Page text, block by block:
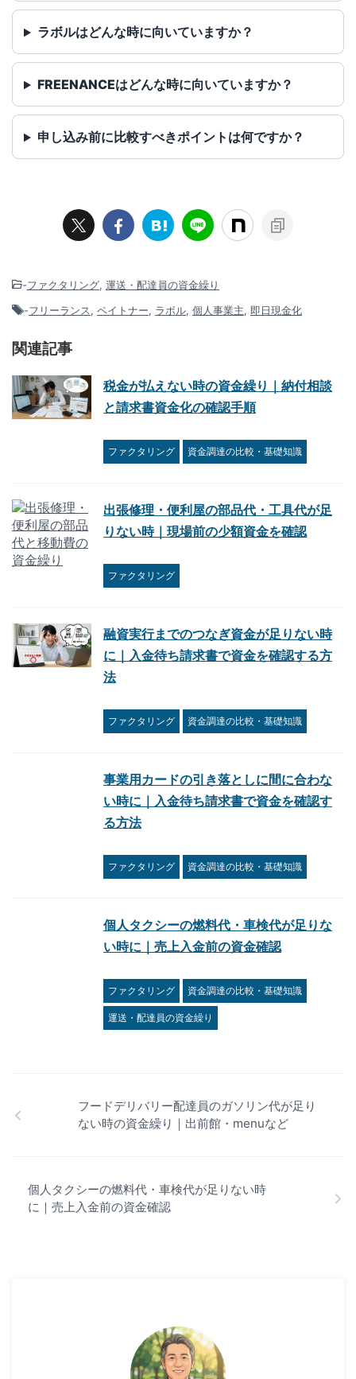
ラボルはどんな時に向いていますか？
FREENANCEはどんな時に向いていますか？
申し込み前に比較すべきポイントは何ですか？
-ファクタリング, 運送・配達員の資金繰り
-フリーランス, ペイトナー, ラボル, 個人事業主, 即日現金化
関連記事
税金が払えない時の資金繰り｜納付相談
と請求書資金化の確認手順
ファクタリング 資金調達の比較・基礎知識
出張修理・便利屋の部品代・工具代が足
りない時｜現場前の少額資金を確認
ファクタリング
融資実行までのつなぎ資金が足りない時
に｜入金待ち請求書で資金を確認する方
法
ファクタリング 資金調達の比較・基礎知識
事業用カードの引き落としに間に合わな
い時に｜入金待ち請求書で資金を確認す
る方法
ファクタリング 資金調達の比較・基礎知識
個人タクシーの燃料代・車検代が足りな
い時に｜売上入金前の資金確認
ファクタリング 資金調達の比較・基礎知識
運送・配達員の資金繰り
フードデリバリー配達員のガソリン代が足り
ない時の資金繰り｜出前館・menuなど
個人タクシーの燃料代・車検代が足りない時
に｜売上入金前の資金確認